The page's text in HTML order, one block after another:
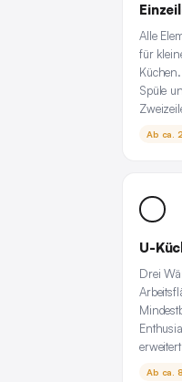
Alle
für
Spüle
Ab ca.
U-
Drei
Ab ca.